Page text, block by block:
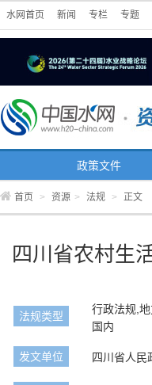
水网首页 新闻 专栏 专题
政策文件
首页 > 资源 > 法规 > 正文
四川省农村生
法规类型
行政法规,地
国内
发文单位 四川省人民